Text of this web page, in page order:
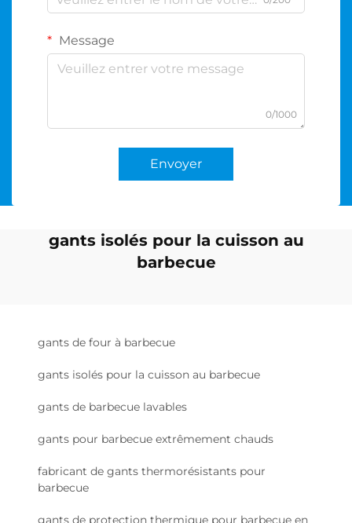
Message
0/1000
Envoyer
gants isolés pour la cuisson au
barbecue
gants de four à barbecue
gants isolés pour la cuisson au barbecue
gants de barbecue lavables
gants pour barbecue extrêmement chauds
fabricant de gants thermorésistants pour
barbecue
gants de protection thermique pour barbecue en